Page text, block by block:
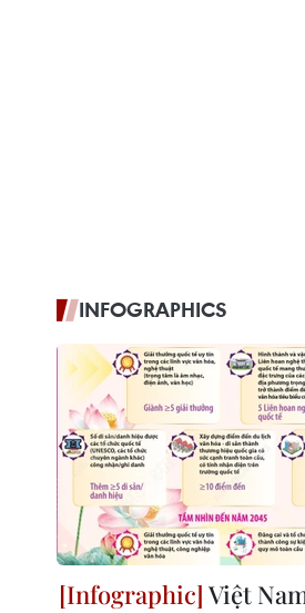
INFOGRAPHICS
Việt